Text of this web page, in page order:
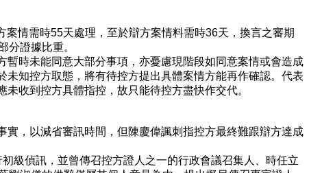
情需時55天處理，至於辯方案情料需時36天，換言之審期
分證據比重。
時未能同意大部分事項，亦憂慮現階段如同意案情或會造成
知控方取態，將有待控方提出具體案情方能再作確認。代表
收到控方具體指控，故只能待控方盡快作交代。
，以減省審訊時間，但陳慶偉諷刺指控方最終難跟辯方達成
級偵訊，並曾傳召控方證人之一的行政會議召集人、時任立